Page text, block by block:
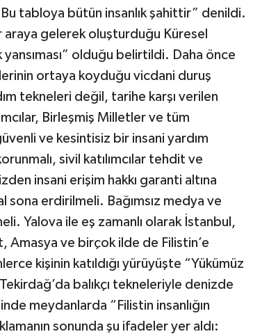
tabloya bütün insanlık şahittir” denildi.
araya gelerek oluşturduğu Küresel
yansıması” olduğu belirtildi. Daha önce
ortaya koyduğu vicdani duruş
tekneleri değil, tarihe karşı verilen
Birleşmiş Milletler ve tüm
ve kesintisiz bir insani yardım
sivil katılımcılar tehdit ve
insani erişim hakkı garanti altına
sona erdirilmeli. Bağımsız medya ve
Yalova ile eş zamanlı olarak İstanbul,
Amasya ve birçok ilde de Filistin’e
kişinin katıldığı yürüyüşte “Yükümüz
balıkçı tekneleriyle denizde
meydanlarda “Filistin insanlığın
sonunda şu ifadeler yer aldı: